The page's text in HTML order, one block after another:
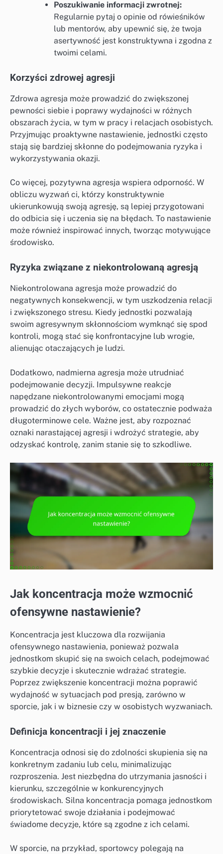
Poszukiwanie informacji zwrotnej:
Regularnie pytaj o opinie od rówieśników
lub mentorów, aby upewnić się, że twoja
asertywność jest konstruktywna i zgodna z
twoimi celami.
Korzyści zdrowej agresji
Zdrowa agresja może prowadzić do zwiększonej
pewności siebie i poprawy wydajności w różnych
obszarach życia, w tym w pracy i relacjach osobistych.
Przyjmując proaktywne nastawienie, jednostki często
stają się bardziej skłonne do podejmowania ryzyka i
wykorzystywania okazji.
Co więcej, pozytywna agresja wspiera odporność. W
obliczu wyzwań ci, którzy konstruktywnie
ukierunkowują swoją agresję, są lepiej przygotowani
do odbicia się i uczenia się na błędach. To nastawienie
może również inspirować innych, tworząc motywujące
środowisko.
Ryzyka związane z niekontrolowaną agresją
Niekontrolowana agresja może prowadzić do
negatywnych konsekwencji, w tym uszkodzenia relacji
i zwiększonego stresu. Kiedy jednostki pozwalają
swoim agresywnym skłonnościom wymknąć się spod
kontroli, mogą stać się konfrontacyjne lub wrogie,
alienując otaczających je ludzi.
Dodatkowo, nadmierna agresja może utrudniać
podejmowanie decyzji. Impulsywne reakcje
napędzane niekontrolowanymi emocjami mogą
prowadzić do złych wyborów, co ostatecznie podważa
długoterminowe cele. Ważne jest, aby rozpoznać
oznaki narastającej agresji i wdrożyć strategie, aby
odzyskać kontrolę, zanim stanie się to szkodliwe.
Jak koncentracja może wzmocnić
ofensywne nastawienie?
Koncentracja jest kluczowa dla rozwijania
ofensywnego nastawienia, ponieważ pozwala
jednostkom skupić się na swoich celach, podejmować
szybkie decyzje i skutecznie wdrażać strategie.
Poprzez zwiększenie koncentracji można poprawić
wydajność w sytuacjach pod presją, zarówno w
sporcie, jak i w biznesie czy w osobistych wyzwaniach.
Definicja koncentracji i jej znaczenie
Koncentracja odnosi się do zdolności skupienia się na
konkretnym zadaniu lub celu, minimalizując
rozproszenia. Jest niezbędna do utrzymania jasności i
kierunku, szczególnie w konkurencyjnych
środowiskach. Silna koncentracja pomaga jednostkom
priorytetować swoje działania i podejmować
świadome decyzje, które są zgodne z ich celami.
W sporcie, na przykład, sportowcy polegają na